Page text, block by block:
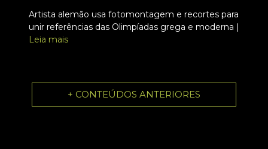
Artista alemão usa fotomontagem e recortes para
unir referências das Olimpíadas grega e moderna |
Leia mais
+ CONTEÚDOS ANTERIORES